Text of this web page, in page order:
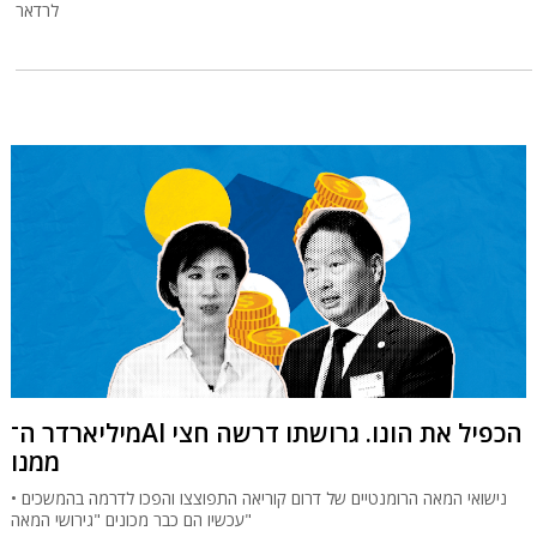
לרדאר
מיליארדר ה־AI הכפיל את הונו. גרושתו דרשה חצי
ממנו
נישואי המאה הרומנטיים של דרום קוריאה התפוצצו והפכו לדרמה בהמשכים •
עכשיו הם כבר מכונים "גירושי המאה"